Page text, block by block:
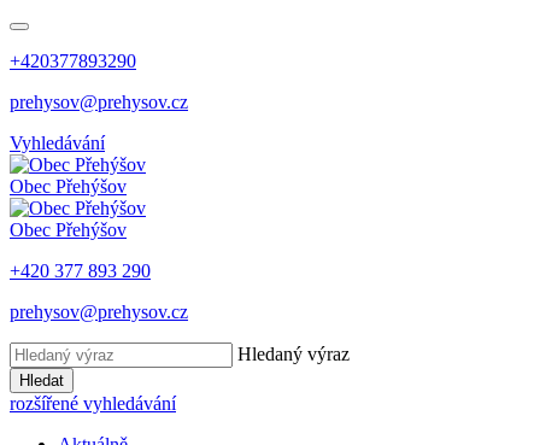
+420377893290
prehysov@prehysov.cz
Vyhledávání
Obec Přehýšov
Obec Přehýšov
+420 377 893 290
prehysov@prehysov.cz
Hledaný výraz
Hledat
rozšířené vyhledávání